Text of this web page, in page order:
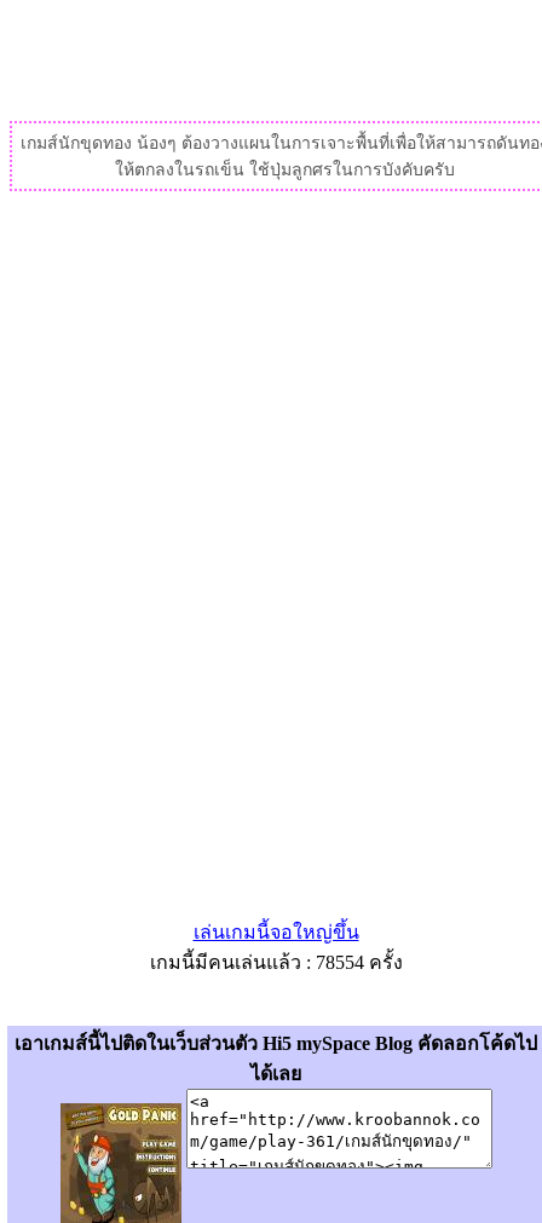
เกมส์นักขุดทอง น้องๆ ต้องวางแผนในการเจาะพื้นที่เพื่อให้สามารถดันทอ
ให้ตกลงในรถเข็น ใช้ปุ่มลูกศรในการบังคับครับ
เล่นเกมนี้จอใหญ่ขึ้น
เกมนี้มีคนเล่นแล้ว : 78554 ครั้ง
เอาเกมส์นี้ไปติดในเว็บส่วนตัว Hi5 mySpace Blog คัดลอกโค้ดไป
ได้เลย